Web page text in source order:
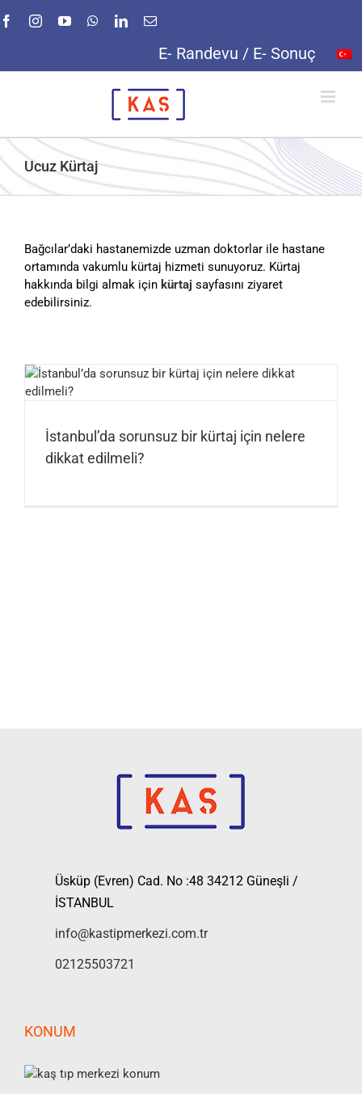
to
FacebookInstagramYouTubeWhatsApp
LinkedIn
E-
E- Randevu / E- Sonuç
Ucuz Kürtaj
Bağcılar’daki hastanemizde uzman doktorlar ile hastane
ortamında vakumlu kürtaj hizmeti sunuyoruz. Kürtaj
hakkında bilgi almak için kürtaj sayfasını ziyaret
edebilirsiniz.
İstanbul’da sorunsuz bir kürtaj için nelere
dikkat edilmeli?
Üsküp (Evren) Cad. No :48 34212 Güneşli /
İSTANBUL
info@kastipmerkezi.com.tr
02125503721
KONUM